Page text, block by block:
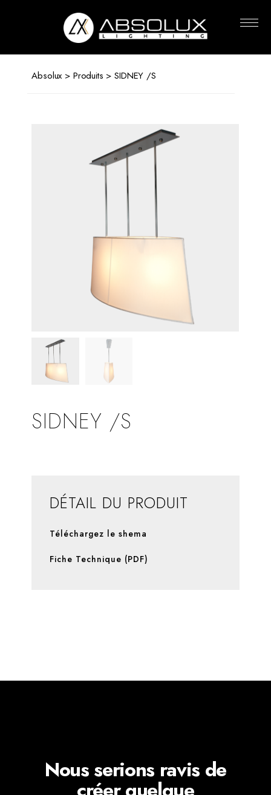
Absolux > Produits > SIDNEY /S
SIDNEY /S
DÉTAIL DU PRODUIT
Téléchargez le shema
Fiche Technique (PDF)
Nous serions ravis de